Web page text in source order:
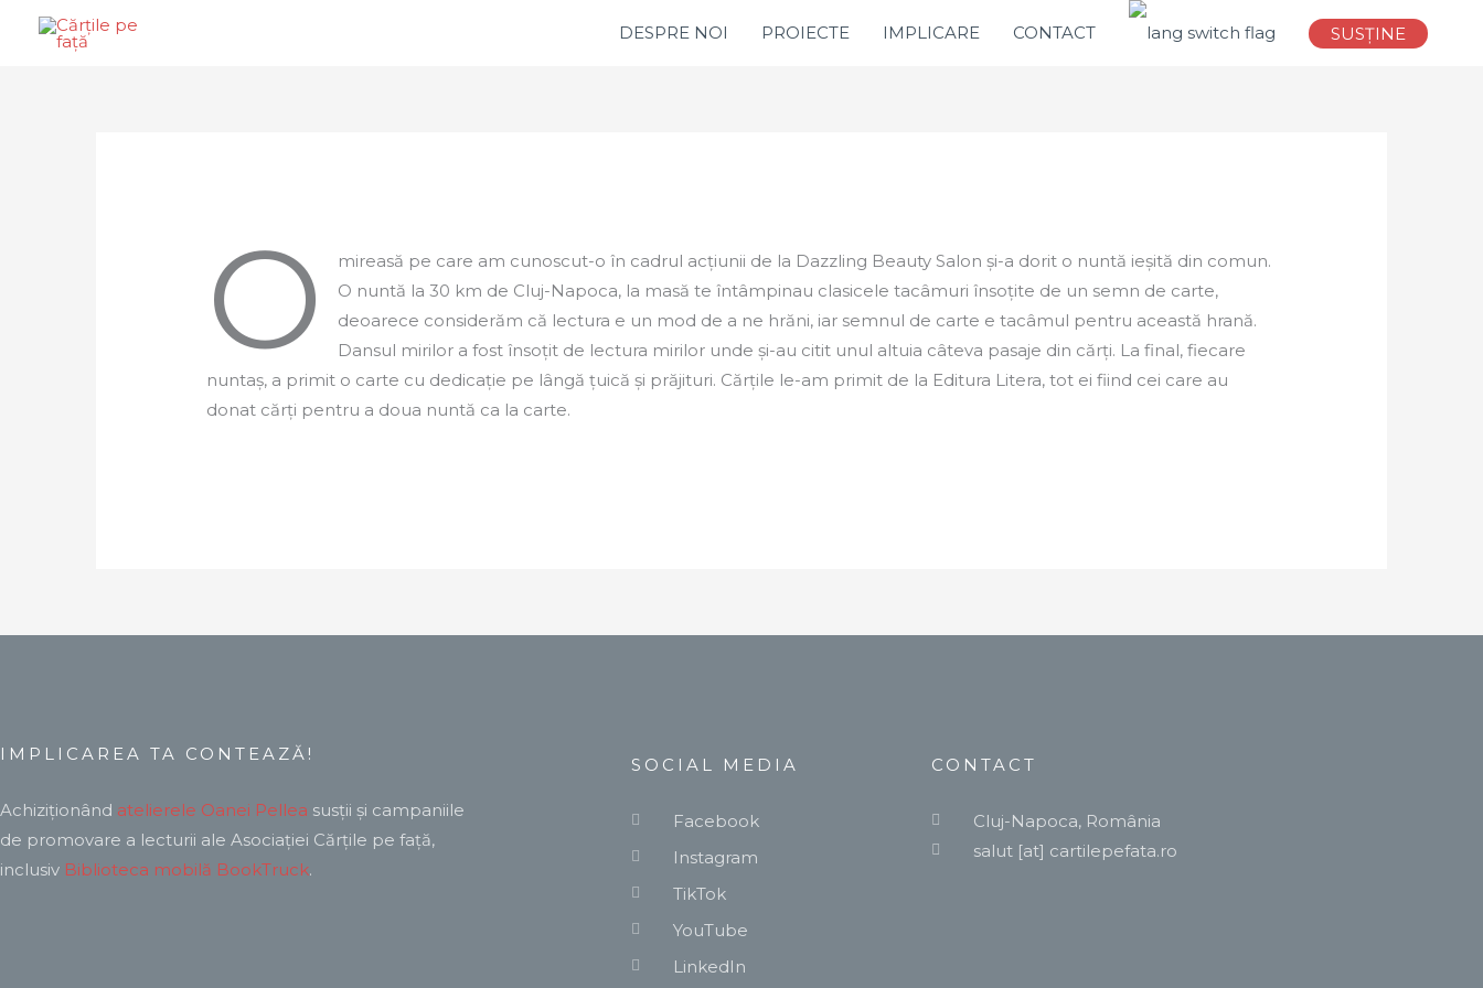
DESPRE NOI PROIECTE IMPLICARE CONTACT SUSȚINE
O
mireasă pe care am cunoscut-o în cadrul acțiunii de la Dazzling Beauty Salon și-a dorit o nuntă ieșită din comun.
O nuntă la 30 km de Cluj-Napoca, la masă te întâmpinau clasicele tacâmuri însoțite de un semn de carte,
deoarece considerăm că lectura e un mod de a ne hrăni, iar semnul de carte e tacâmul pentru această hrană.
Dansul mirilor a fost însoțit de lectura mirilor unde și-au citit unul altuia câteva pasaje din cărți. La final, fiecare
nuntaș, a primit o carte cu dedicație pe lângă țuică și prăjituri. Cărțile le-am primit de la Editura Litera, tot ei fiind cei care au
donat cărți pentru a doua nuntă ca la carte.
IMPLICAREA TA CONTEAZĂ!
Achiziționând atelierele Oanei Pellea susții și campaniile
de promovare a lecturii ale Asociației Cărțile pe față,
inclusiv Biblioteca mobilă BookTruck.
SOCIAL MEDIA
Facebook
Instagram
TikTok
YouTube
LinkedIn
CONTACT
Cluj-Napoca, România
salut [at] cartilepefata.ro